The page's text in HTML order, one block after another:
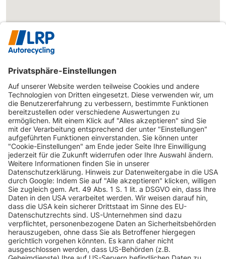
INFORMATIONEN
KUNDENSERVICE
INFORMATIONEN
ZAHLUNGSARTEN